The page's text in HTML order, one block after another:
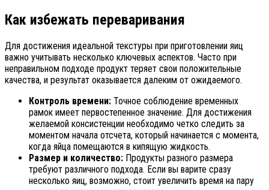
Как избежать переваривания
Для достижения идеальной текстуры при приготовлении яиц
важно учитывать несколько ключевых аспектов. Часто при
неправильном подходе продукт теряет свои положительные
качества, и результат оказывается далеким от ожидаемого.
Контроль времени: Точное соблюдение временных
рамок имеет первостепенное значение. Для достижения
желаемой консистенции необходимо четко следить за
моментом начала отсчета, который начинается с момента,
когда яйца помещаются в кипящую жидкость.
Размер и количество: Продукты разного размера
требуют различного подхода. Если вы варите сразу
несколько яиц, возможно, стоит увеличить время на пару